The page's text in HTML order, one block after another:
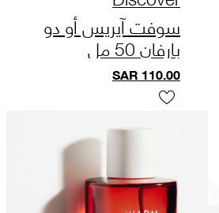
سوفت آيريس أو دو
بارفان 50 مل
SAR 110.00